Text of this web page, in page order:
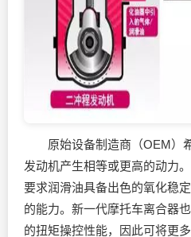
原始设备制造商（OEM）
发动机产生相等或更高的动力
要求润滑油具备出色的氧化稳
的能力。新一代摩托车离合器
的扭矩操控性能，因此可将更